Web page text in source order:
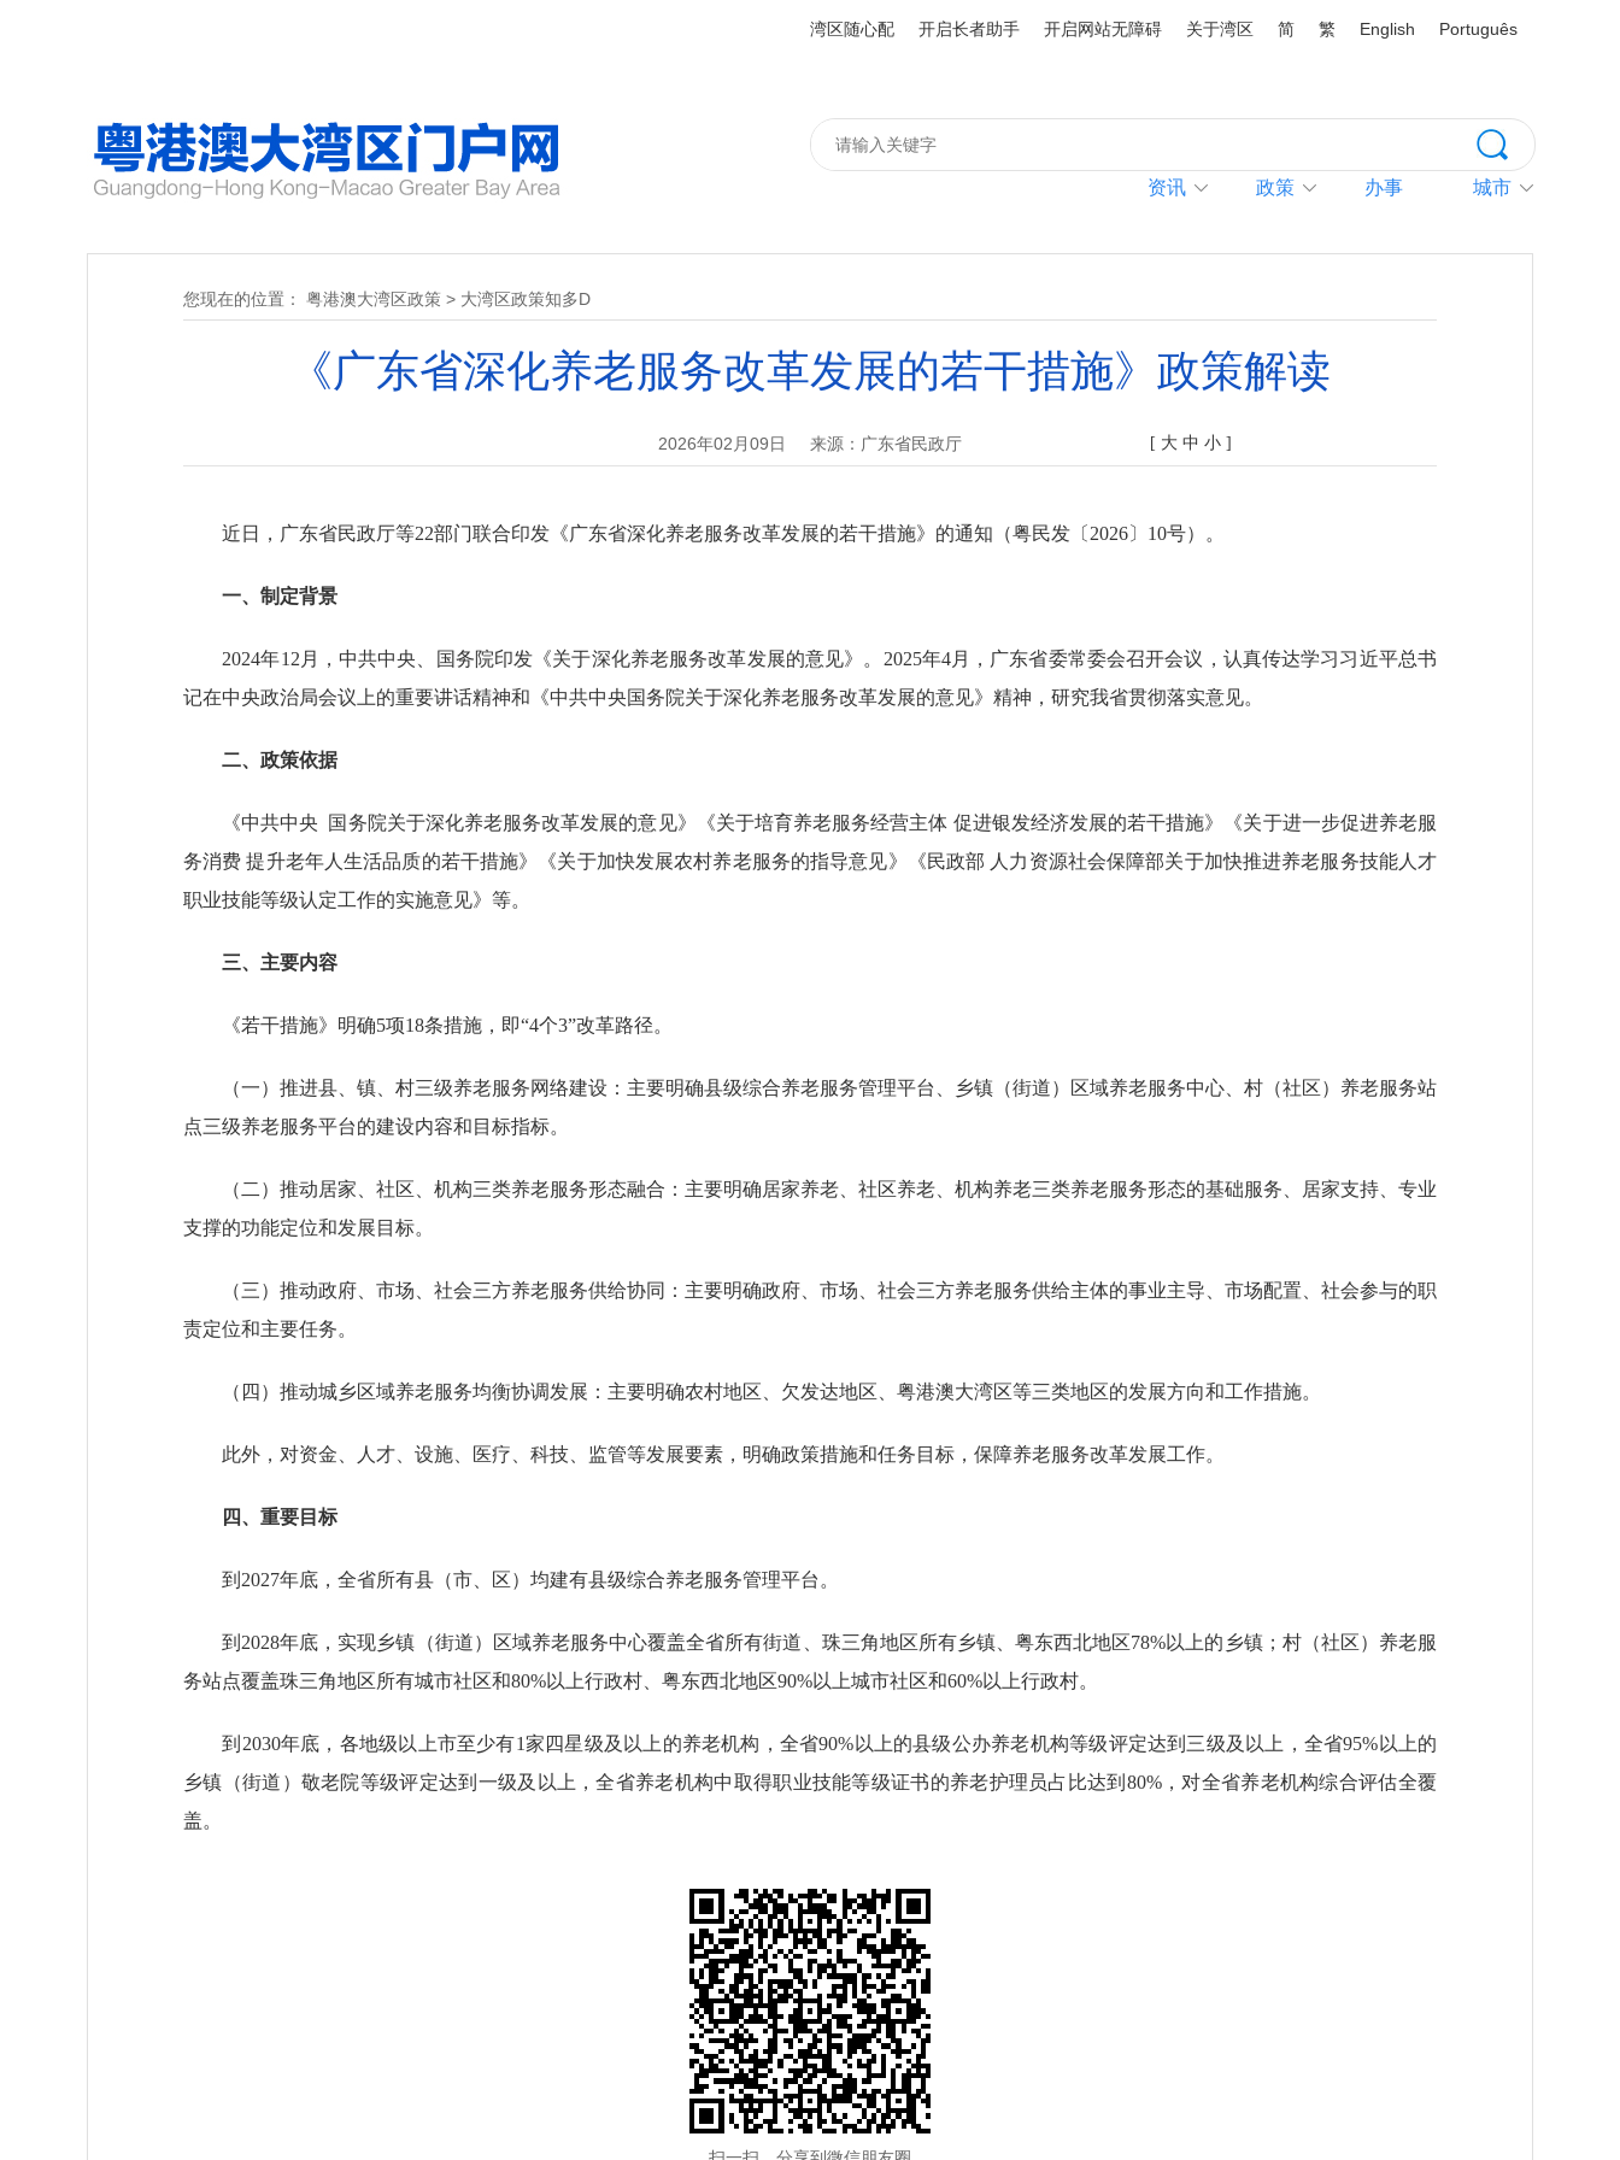
湾区随心配 开启长者助手 开启网站无障碍 关于湾区 简 繁 English Português
资讯 政策 办事 城市
您现在的位置： 粤港澳大湾区政策 > 大湾区政策知多D
《广东省深化养老服务改革发展的若干措施》政策解读
2026年02月09日 来源：广东省民政厅 [ 大 中 小 ]
近日，广东省民政厅等22部门联合印发《广东省深化养老服务改革发展的若干措施》的通知（粤民发〔2026〕10号）。
一、制定背景
2024年12月，中共中央、国务院印发《关于深化养老服务改革发展的意见》。2025年4月，广东省委常委会召开会议，认真传达学习习近平总书
记在中央政治局会议上的重要讲话精神和《中共中央国务院关于深化养老服务改革发展的意见》精神，研究我省贯彻落实意见。
二、政策依据
《中共中央 国务院关于深化养老服务改革发展的意见》《关于培育养老服务经营主体 促进银发经济发展的若干措施》《关于进一步促进养老服
务消费 提升老年人生活品质的若干措施》《关于加快发展农村养老服务的指导意见》《民政部 人力资源社会保障部关于加快推进养老服务技能人才
职业技能等级认定工作的实施意见》等。
三、主要内容
《若干措施》明确5项18条措施，即“4个3”改革路径。
（一）推进县、镇、村三级养老服务网络建设：主要明确县级综合养老服务管理平台、乡镇（街道）区域养老服务中心、村（社区）养老服务站
点三级养老服务平台的建设内容和目标指标。
（二）推动居家、社区、机构三类养老服务形态融合：主要明确居家养老、社区养老、机构养老三类养老服务形态的基础服务、居家支持、专业
支撑的功能定位和发展目标。
（三）推动政府、市场、社会三方养老服务供给协同：主要明确政府、市场、社会三方养老服务供给主体的事业主导、市场配置、社会参与的职
责定位和主要任务。
（四）推动城乡区域养老服务均衡协调发展：主要明确农村地区、欠发达地区、粤港澳大湾区等三类地区的发展方向和工作措施。
此外，对资金、人才、设施、医疗、科技、监管等发展要素，明确政策措施和任务目标，保障养老服务改革发展工作。
四、重要目标
到2027年底，全省所有县（市、区）均建有县级综合养老服务管理平台。
到2028年底，实现乡镇（街道）区域养老服务中心覆盖全省所有街道、珠三角地区所有乡镇、粤东西北地区78%以上的乡镇；村（社区）养老服
务站点覆盖珠三角地区所有城市社区和80%以上行政村、粤东西北地区90%以上城市社区和60%以上行政村。
到2030年底，各地级以上市至少有1家四星级及以上的养老机构，全省90%以上的县级公办养老机构等级评定达到三级及以上，全省95%以上的
乡镇（街道）敬老院等级评定达到一级及以上，全省养老机构中取得职业技能等级证书的养老护理员占比达到80%，对全省养老机构综合评估全覆
盖。